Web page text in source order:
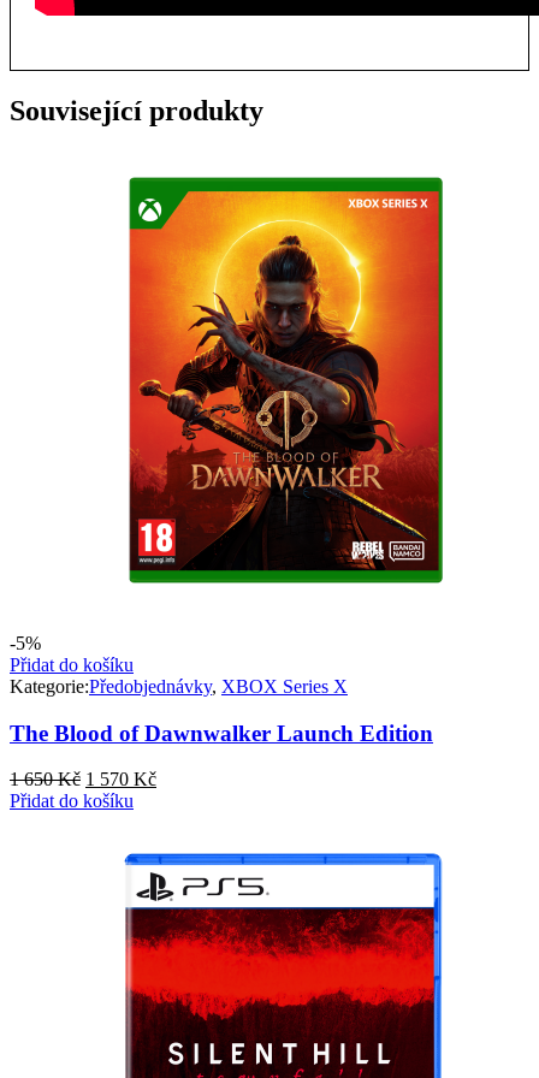
Související produkty
-5%
Přidat do košíku
Kategorie:Předobjednávky, XBOX Series X
The Blood of Dawnwalker​ Launch Edition
1 650Kč Původní
cena
650 Kč.
1 570 KčAktuální
570 Kč.
Přidat do košíku